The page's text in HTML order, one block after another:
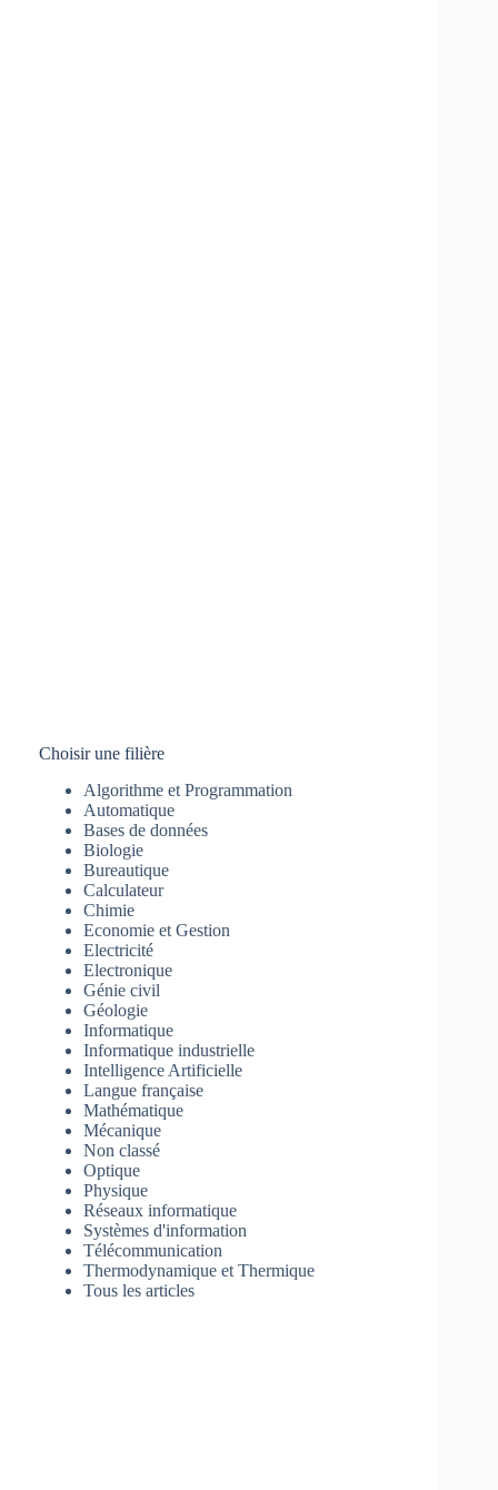
Choisir une filière
Algorithme et Programmation
Automatique
Bases de données
Biologie
Bureautique
Calculateur
Chimie
Economie et Gestion
Electricité
Electronique
Génie civil
Géologie
Informatique
Informatique industrielle
Intelligence Artificielle
Langue française
Mathématique
Mécanique
Non classé
Optique
Physique
Réseaux informatique
Systèmes d'information
Télécommunication
Thermodynamique et Thermique
Tous les articles